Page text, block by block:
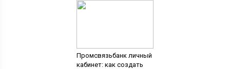
Промсвязьбанк личный
кабинет: как создать